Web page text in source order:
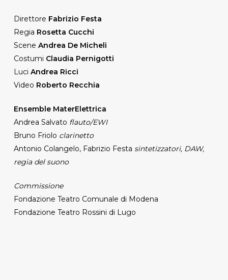
Direttore Fabrizio Festa
Regia Rosetta Cucchi
Scene Andrea De Micheli
Costumi Claudia Pernigotti
Luci Andrea Ricci
Video Roberto Recchia
Ensemble MaterElettrica
Andrea Salvato flauto/EWI
Bruno Friolo clarinetto
Antonio Colangelo, Fabrizio Festa sintetizzatori, DAW,
regia del suono
Commissione
Fondazione Teatro Comunale di Modena
Fondazione Teatro Rossini di Lugo